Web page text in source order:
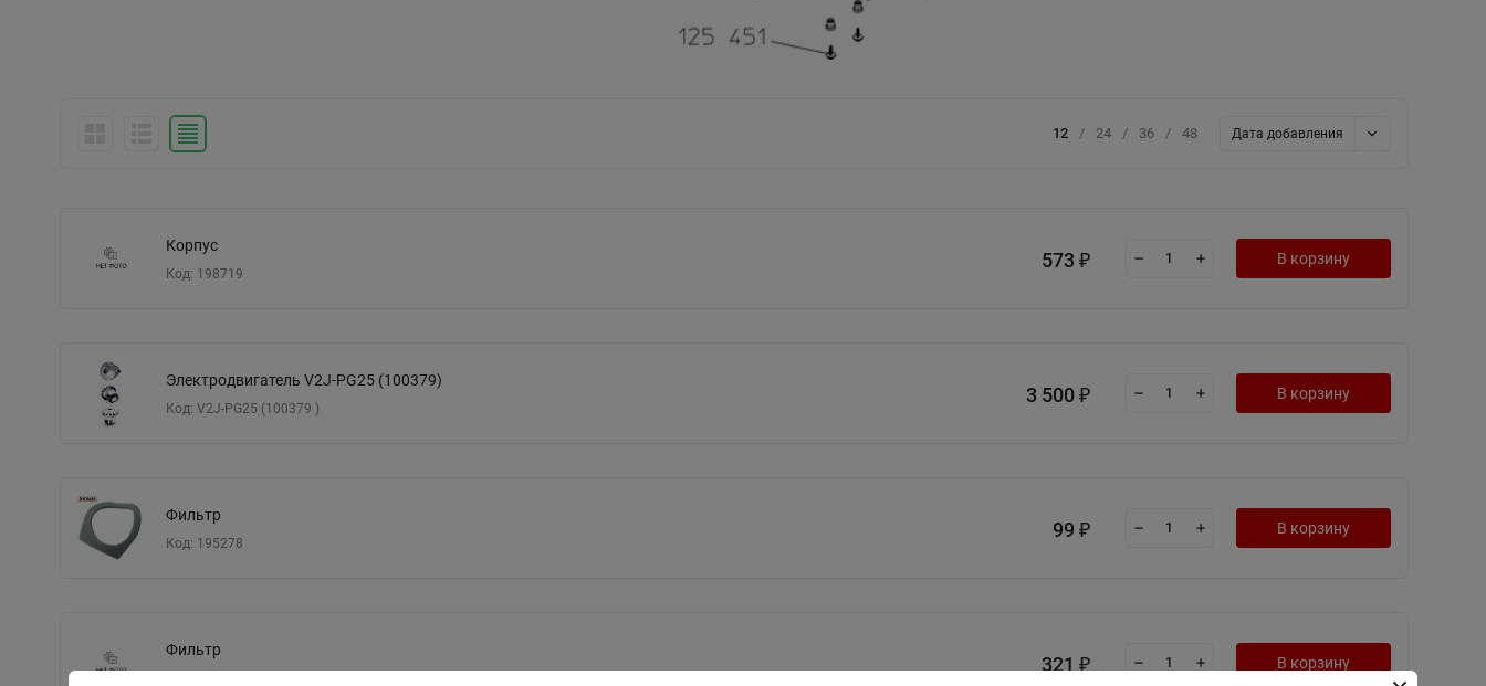
12 / 24 / 36 / 48 Дата добавления
Корпус
Код: 198719
573 ₽ В корзину
Электродвигатель V2J-PG25 (100379)
Код: V2J-PG25 (100379 )
3 500 ₽ В корзину
Фильтр
Код: 195278
99 ₽ В корзину
Фильтр
321 ₽ В корзину